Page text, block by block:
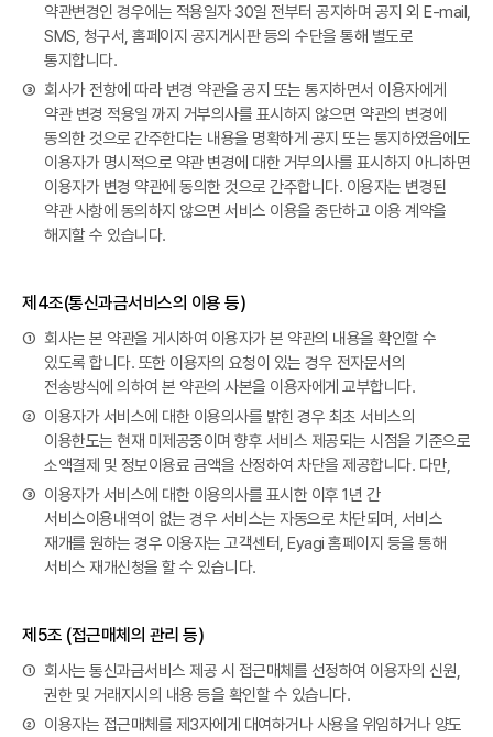
약관변경인 경우에는 적용일자 30일 전부터 공지하며 공지 외 E-mail,
SMS, 청구서, 홈페이지 공지게시판 등의 수단을 통해 별도로
통지합니다.
③ 회사가 전항에 따라 변경 약관을 공지 또는 통지하면서 이용자에게
약관 변경 적용일 까지 거부의사를 표시하지 않으면 약관의 변경에
동의한 것으로 간주한다는 내용을 명확하게 공지 또는 통지하였음에도
이용자가 명시적으로 약관 변경에 대한 거부의사를 표시하지 아니하면
이용자가 변경 약관에 동의한 것으로 간주합니다. 이용자는 변경된
약관 사항에 동의하지 않으면 서비스 이용을 중단하고 이용 계약을
해지할 수 있습니다.
제4조(통신과금서비스의 이용 등)
① 회사는 본 약관을 게시하여 이용자가 본 약관의 내용을 확인할 수
있도록 합니다. 또한 이용자의 요청이 있는 경우 전자문서의
전송방식에 의하여 본 약관의 사본을 이용자에게 교부합니다.
② 이용자가 서비스에 대한 이용의사를 밝힌 경우 최초 서비스의
이용한도는 현재 미제공중이며 향후 서비스 제공되는 시점을 기준으로
소액결제 및 정보이용료 금액을 산정하여 차단을 제공합니다. 다만,
③ 이용자가 서비스에 대한 이용의사를 표시한 이후 1년 간
서비스이용내역이 없는 경우 서비스는 자동으로 차단되며, 서비스
재개를 원하는 경우 이용자는 고객센터, Eyagi 홈페이지 등을 통해
서비스 재개신청을 할 수 있습니다.
제5조 (접근매체의 관리 등)
① 회사는 통신과금서비스 제공 시 접근매체를 선정하여 이용자의 신원,
권한 및 거래지시의 내용 등을 확인할 수 있습니다.
② 이용자는 접근매체를 제3자에게 대여하거나 사용을 위임하거나 양도